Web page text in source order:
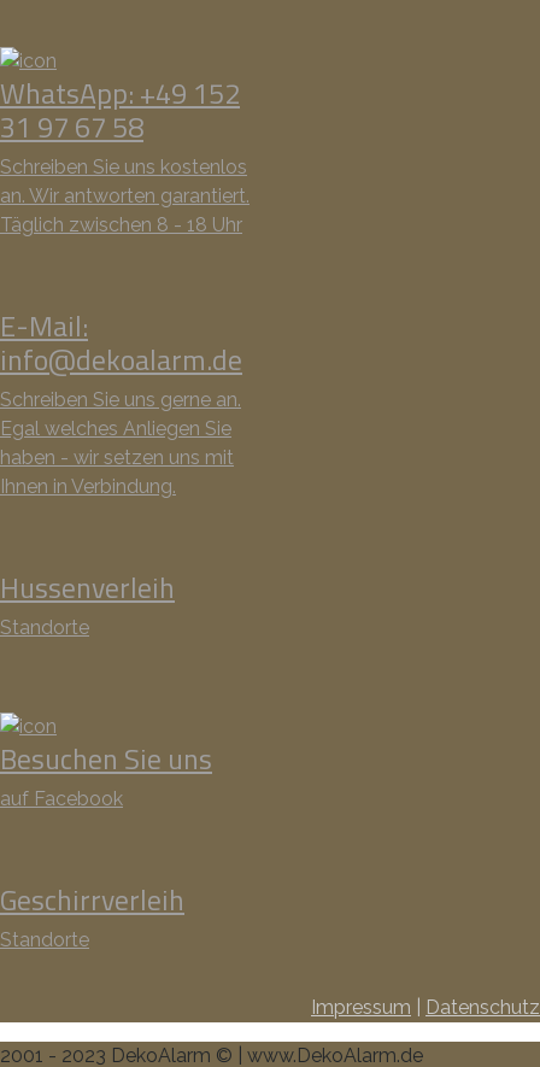
WhatsApp: +49 152
31 97 67 58
Schreiben Sie uns kostenlos
an. Wir antworten garantiert.
Täglich zwischen 8 - 18 Uhr
E-Mail:
info@dekoalarm.de
Schreiben Sie uns gerne an.
Egal welches Anliegen Sie
haben - wir setzen uns mit
Ihnen in Verbindung.
Hussenverleih
Standorte
Besuchen Sie uns
auf Facebook
Geschirrverleih
Standorte
Impressum Datenschutz
2001 - 2023 DekoAlarm © | www.DekoAlarm.de